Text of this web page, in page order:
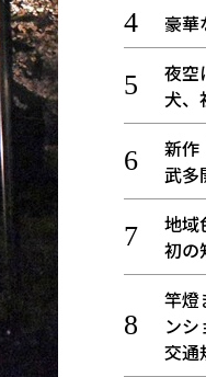
豪華
夜空
犬、
新作
武多
地
初の
竿燈
ン
交通